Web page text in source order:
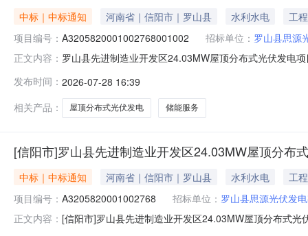
中标｜中标通知 河南省｜信阳市｜罗山县 水利水电
工程
项目编号： A3205820001002768001002 招标单位： 罗山县思源
正文内容： 罗山县先进制造业开发区24.03MW屋顶分布式光伏发电
称罗山县先进制造业开发区24.03MW屋顶分布式光伏发
机构河
发布时间： 2026-07-28 16:39
相关产品：
屋顶分布式光伏发电 储能服务
[信阳市]罗山县先进制造业开发区24.03MW屋顶分布
中标｜中标通知 河南省｜信阳市｜罗山县 水利水电
工程
项目编号： A3205820001002768 招标单位： 罗山县思源光伏发
正文内容： [信阳市]罗山县先进制造业开发区24.03MW屋顶分布式